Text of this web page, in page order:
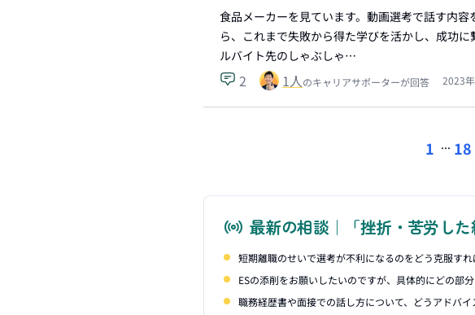
食品メーカーを見ています。動画選考で話す内
ら、これまで失敗から得た学びを活かし、成功
ルバイト先のしゃぶしゃ…
2 1人のキャリアサポーターが回答 2023
1 ... 18
最新の相談｜「挫折・苦労し
短期離職のせいで選考が不利になるのをどう克服すれ
ESの添削をお願いしたいのですが、具体的にどの部
職務経歴書や面接での話し方について、どうアドバイ